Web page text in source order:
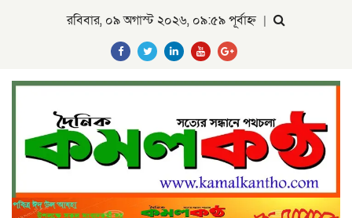
রবিবার, ০৯ অগাস্ট ২০২৬, ০৯:৫৯ পূর্বাহ্ন |